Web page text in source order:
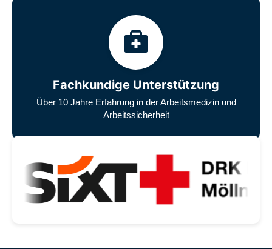
Fachkundige Unterstützung
Über 10 Jahre Erfahrung in der Arbeitsmedizin und
Arbeitssicherheit